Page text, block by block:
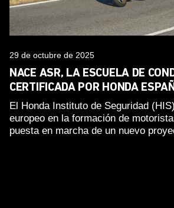
29 de octubre de 2025
NACE ASR, LA ESCUELA DE
CERTIFICADA POR HONDA
El Honda Instituto de Seguridad
europeo en la formación de
puesta en marcha de un nuevo